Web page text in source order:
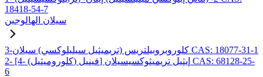
18418-54-7
سيلان الهالوجين
3-كلوروبروبيلتريس (تريميثيل سيليلوكسي) سيلان CAS: 18077-31-1
2- [4- (كلوروميثيل) فينيل] إيثيل تريميثوكسيسيلان CAS: 68128-25-
6